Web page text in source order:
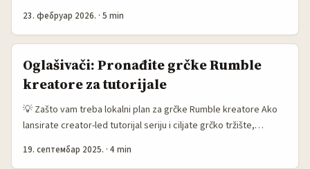
filmčiće gde kupac/brend priča iskreno o proizvodu — možda
misliš: kako da dobijem grčke klijente preko YouTubea? Grčka
koriste YouTube za storytelling i ciljane kampanje (ref. globalni
trendovi YouTubea u referentnom materijalu). To znači da im
treba sadržaj koji prodaje emocionalnu priču, multigeneracijski
reach i reproducibilne rezultate. ...
23. фебруар 2026. · 5 min
Oglašivači: Pronađite grčke Rumble
kreatore za tutorijale
💡 Zašto vam treba lokalni plan za grčke Rumble kreatore Ako
lansirate creator-led tutorijal seriju i ciljate grčko tržište,
Rumble je postao zanimljiv prostor: niše rastu, video discovery
radi drugačije nego na YouTube, a publika tamo često traži
19. септембар 2025. · 4 min